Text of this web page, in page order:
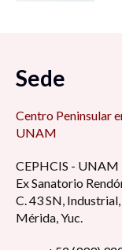
Sede
Centro Peninsular
UNAM
CEPHCIS - UNAM
Ex Sanatorio
C. 43 SN,
Mérida, Yuc.